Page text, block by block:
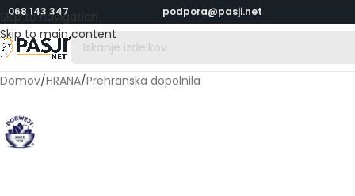
Skip to navigation
Skip to main content
068 143 347 podpora@pasji.net
Domov/HRANA/Prehranska dopolnila